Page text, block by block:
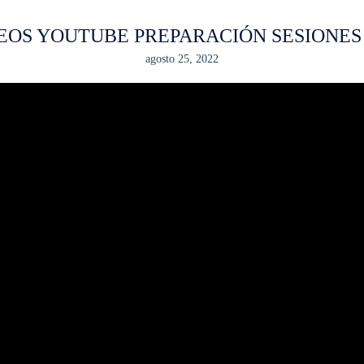
YOUTUBE PREPARACIÓN
agosto 25, 2022